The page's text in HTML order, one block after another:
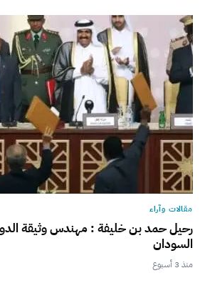
مقالات وآراء
رحيل حمد بن خليفة : مهندس وثيقة
السودان
منذ 3 أسبوع